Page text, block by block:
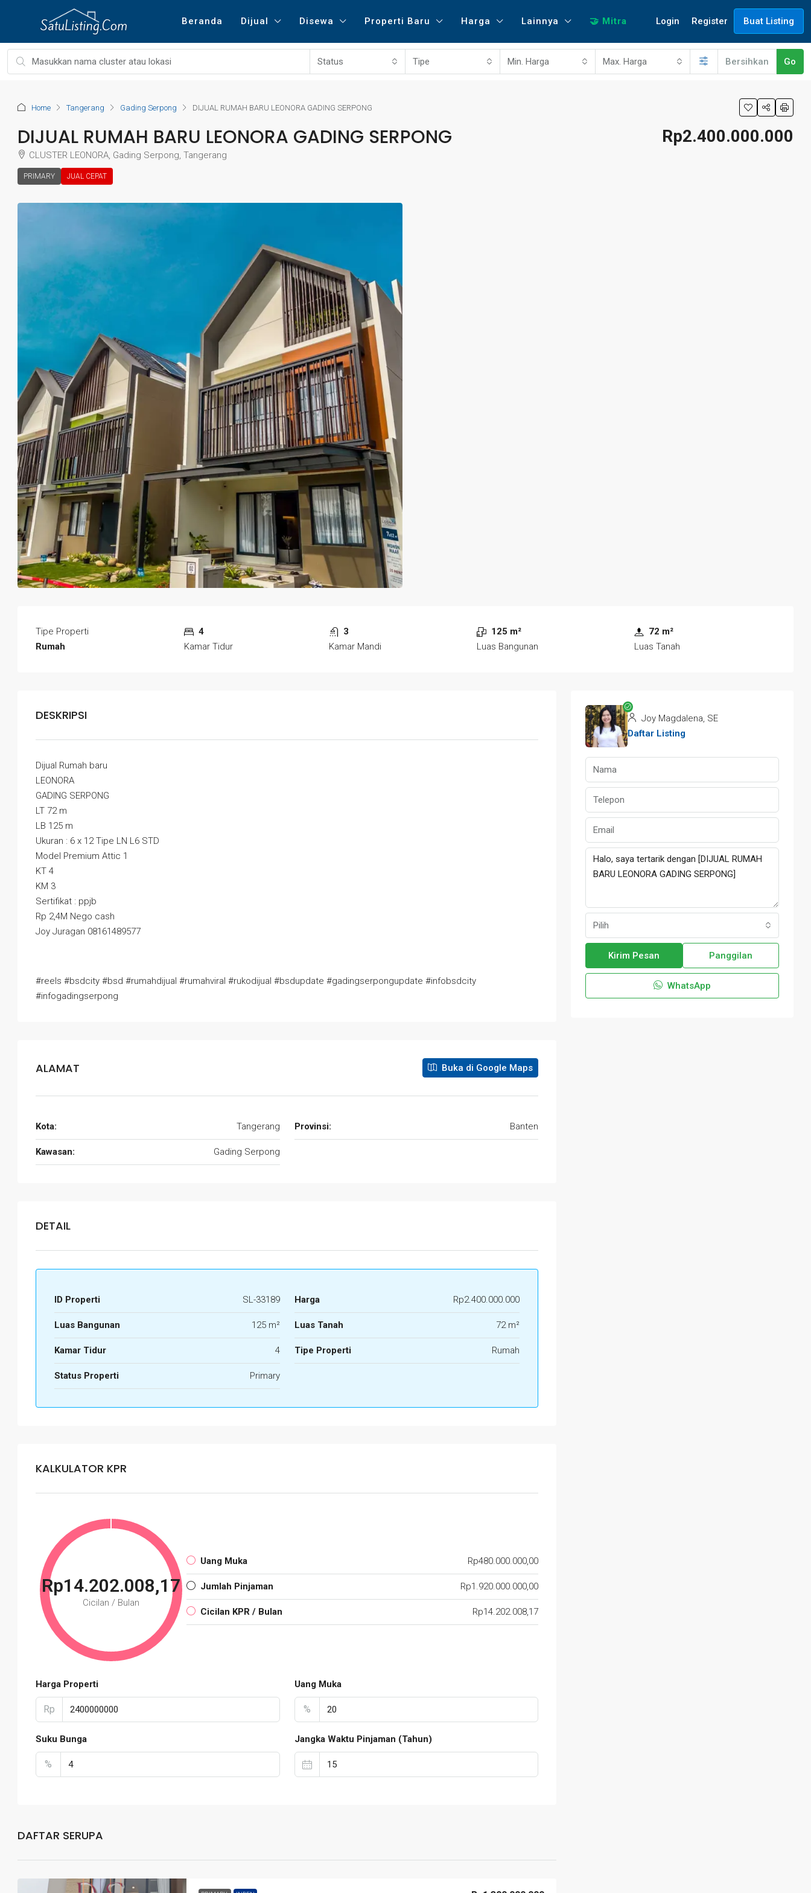
Beranda Dijual Disewa Properti Baru Harga Lainnya 🤝 Mitra Login Register Buat Listing
Status Tipe Min. Harga Max. Harga Bersihkan Go
Home Tangerang Gading Serpong DIJUAL RUMAH BARU LEONORA GADING SERPONG
DIJUAL RUMAH BARU LEONORA GADING SERPONG
CLUSTER LEONORA, Gading Serpong, Tangerang
PRIMARY JUAL CEPAT
Rp2.400.000.000
Tipe Properti
Rumah
4
Kamar Tidur
3
Kamar Mandi
125 m²
Luas Bangunan
72 m²
Luas Tanah
DESKRIPSI
Dijual Rumah baru
LEONORA
GADING SERPONG
LT 72 m
LB 125 m
Ukuran : 6 x 12 Tipe LN L6 STD
Model Premium Attic 1
KT 4
KM 3
Sertifikat : ppjb
Rp 2,4M Nego cash
Joy Juragan 08161489577
#reels #bsdcity #bsd #rumahdijual #rumahviral #rukodijual #bsdupdate #gadingserpongupdate #infobsdcity
#infogadingserpong
ALAMAT Buka di Google Maps
Kota: Tangerang Provinsi: Banten
Kawasan: Gading Serpong
DETAIL
ID Properti SL-33189 Harga Rp2.400.000.000
Luas Bangunan 125 m² Luas Tanah 72 m²
Kamar Tidur 4 Tipe Properti Rumah
Status Properti Primary
KALKULATOR KPR
Rp14.202.008,17
Cicilan / Bulan
Uang Muka Rp480.000.000,00
Jumlah Pinjaman Rp1.920.000.000,00
Cicilan KPR / Bulan Rp14.202.008,17
Harga Properti
Rp
Uang Muka
%
Suku Bunga
%
Jangka Waktu Pinjaman (Tahun)
DAFTAR SERUPA
Joy Magdalena, SE
Daftar Listing
Pilih
Kirim Pesan Panggilan
WhatsApp